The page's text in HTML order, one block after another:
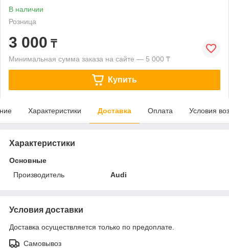
В наличии
Розница
3 000 ₸
Минимальная сумма заказа на сайте — 5 000 ₸
Купить
Характеристики Доставка Оплата Условия
Характеристики
Основные
Производитель
Audi
Условия доставки
Доставка осуществляется только по предоплате.
Самовывоз